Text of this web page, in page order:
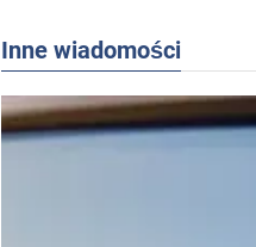
Inne wiadomości